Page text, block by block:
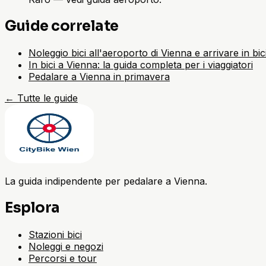
Guide correlate
Noleggio bici all'aeroporto di Vienna e arrivare in
In bici a Vienna: la guida completa per i viaggiatori
Pedalare a Vienna in primavera
← Tutte le guide
La guida indipendente per pedalare a Vienna.
Esplora
Stazioni bici
Noleggi e negozi
Percorsi e tour